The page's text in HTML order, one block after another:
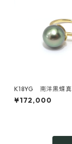
K18YG 南洋黒蝶真
グ 9.5ｍｍ（
¥172,000